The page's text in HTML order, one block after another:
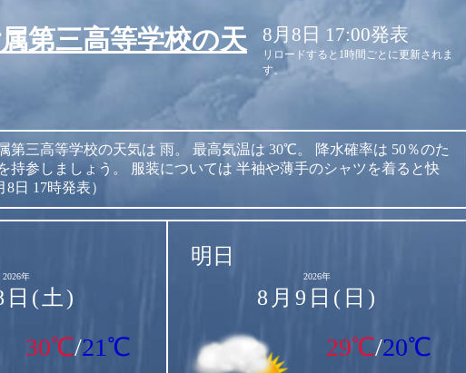
第三高等学校の天
8月8日 17:00発表
リロードすると1時間ごとに更新されま
す。
第三高等学校の天気は 雨。 最高気温は 30℃。 降水確率は 50％のた
持参しましょう。
服装については 半袖や薄手のシャツを着ると快
8日 17時発表）
2026年
日(土)
30℃/21℃
明日
2026年
8月9日(日)
29℃/20℃